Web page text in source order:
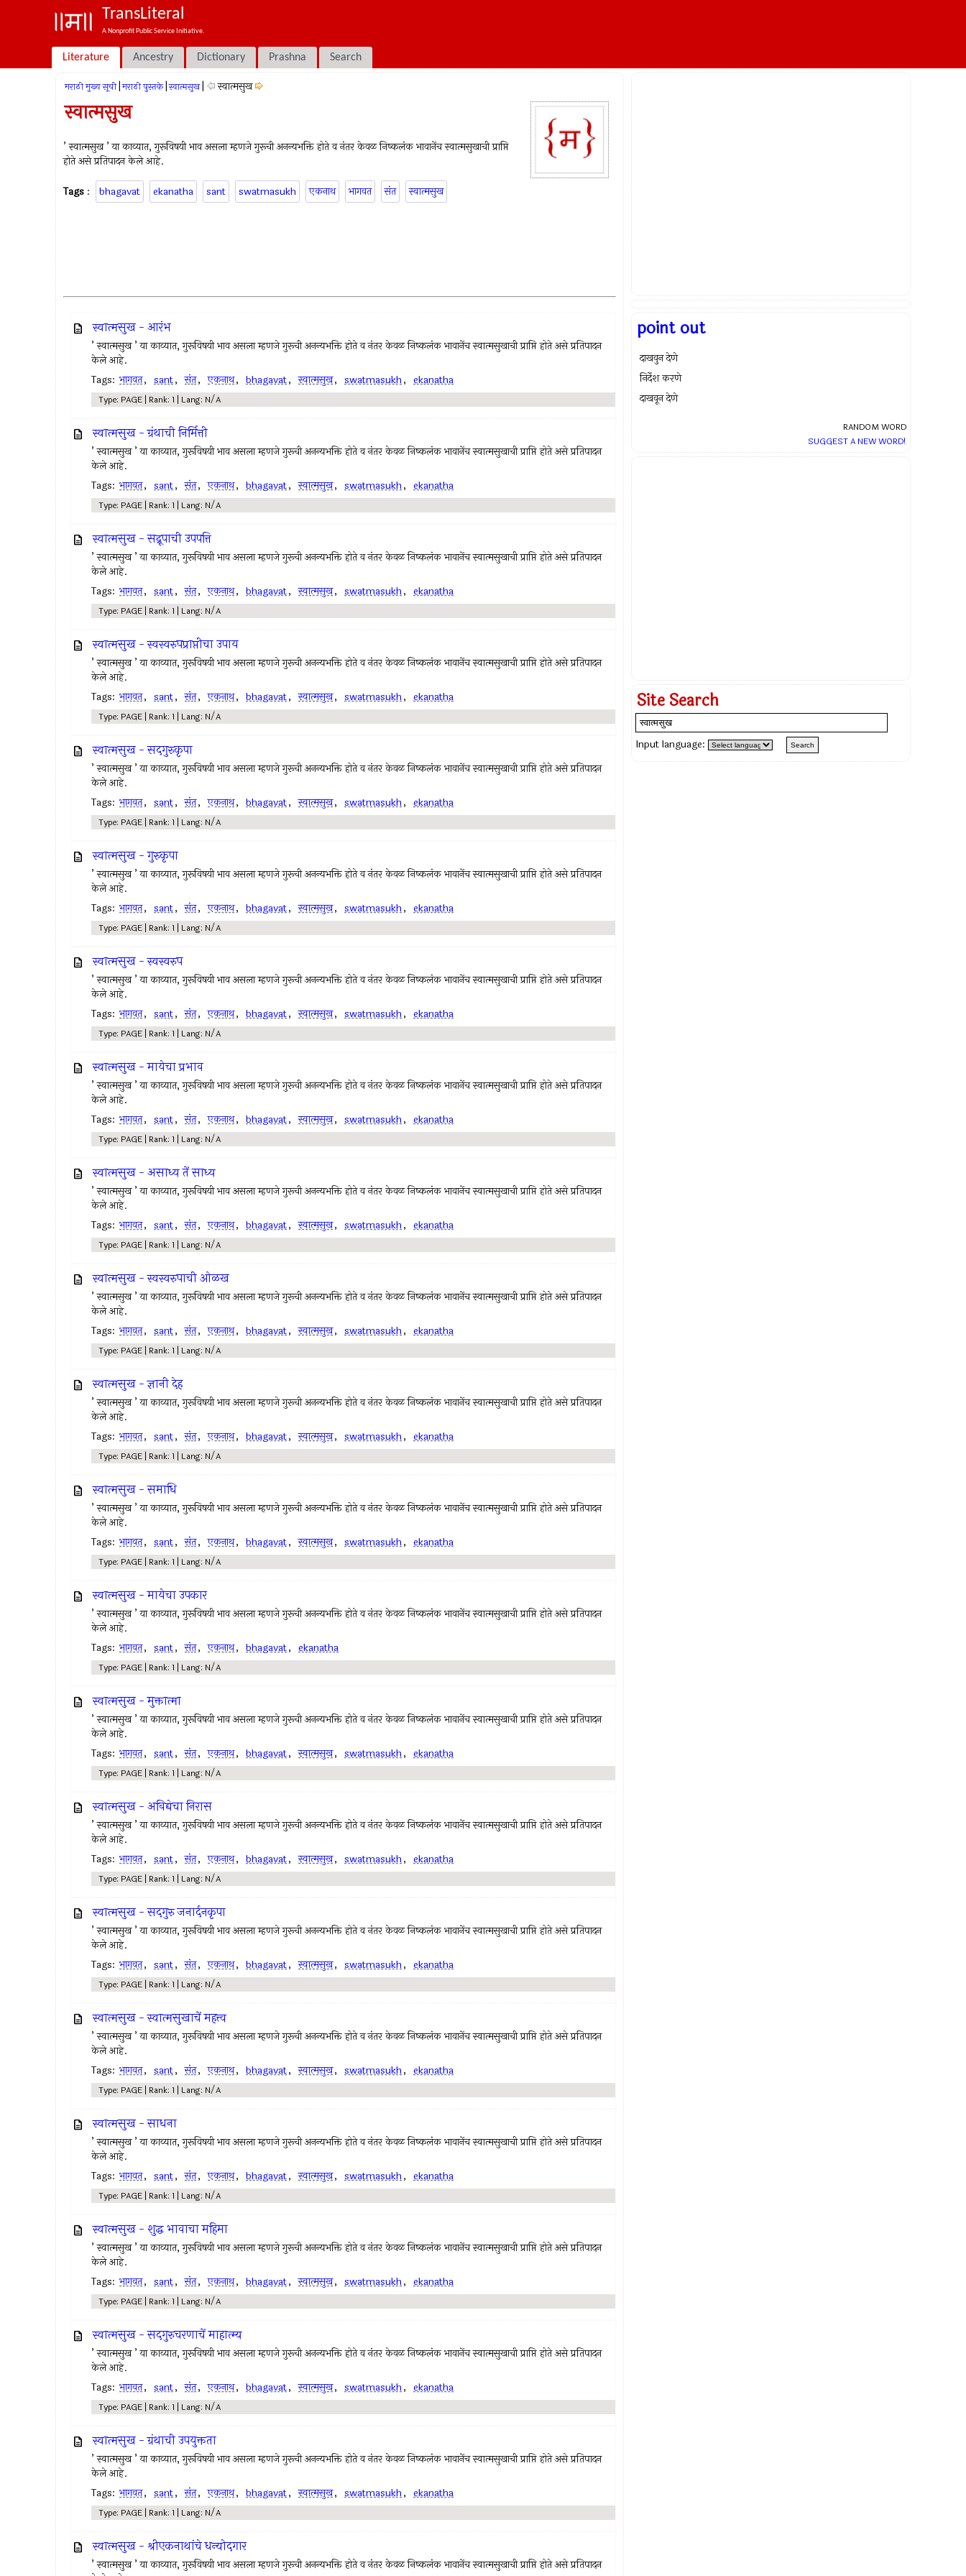
TransLiteral
A Nonprofit Public Service Initiative.
Literature Ancestry Dictionary Prashna Search
मराठी मुख्य सूची मराठी पुस्तके स्वात्मसुख स्वात्मसुख
स्वात्मसुख
’ स्वात्मसुख ’ या काव्यात, गुरूविषयी भाव असला म्हणजे गुरूची अनन्यभक्ति होते व नंतर केवळ निष्कलंक भावानेंच स्वात्मसुखाची प्राप्ति
होते असे प्रतिपादन केले आहे.
Tags : bhagavat ekanatha sant swatmasukh एकनाथ भागवत संत स्वात्मसुख
स्वात्मसुख - आरंभ
’ स्वात्मसुख ’ या काव्यात, गुरूविषयी भाव असला म्हणजे गुरूची अनन्यभक्ति होते व नंतर केवळ निष्कलंक भावानेंच स्वात्मसुखाची प्राप्ति होते असे प्रतिपादन
केले आहे.
Tags: भागवत, sant, संत, एकनाथ, bhagavat, स्वात्मसुख, swatmasukh, ekanatha
Type: PAGE | Rank: 1 | Lang: N/A
स्वात्मसुख - ग्रंथाची निर्मित्ती
’ स्वात्मसुख ’ या काव्यात, गुरूविषयी भाव असला म्हणजे गुरूची अनन्यभक्ति होते व नंतर केवळ निष्कलंक भावानेंच स्वात्मसुखाची प्राप्ति होते असे प्रतिपादन
केले आहे.
Tags: भागवत, sant, संत, एकनाथ, bhagavat, स्वात्मसुख, swatmasukh, ekanatha
Type: PAGE | Rank: 1 | Lang: N/A
स्वात्मसुख - सद्रूपाची उपपत्ति
’ स्वात्मसुख ’ या काव्यात, गुरूविषयी भाव असला म्हणजे गुरूची अनन्यभक्ति होते व नंतर केवळ निष्कलंक भावानेंच स्वात्मसुखाची प्राप्ति होते असे प्रतिपादन
केले आहे.
Tags: भागवत, sant, संत, एकनाथ, bhagavat, स्वात्मसुख, swatmasukh, ekanatha
Type: PAGE | Rank: 1 | Lang: N/A
स्वात्मसुख - स्वस्वरुपप्राप्तीचा उपाय
’ स्वात्मसुख ’ या काव्यात, गुरूविषयी भाव असला म्हणजे गुरूची अनन्यभक्ति होते व नंतर केवळ निष्कलंक भावानेंच स्वात्मसुखाची प्राप्ति होते असे प्रतिपादन
केले आहे.
Tags: भागवत, sant, संत, एकनाथ, bhagavat, स्वात्मसुख, swatmasukh, ekanatha
Type: PAGE | Rank: 1 | Lang: N/A
स्वात्मसुख - सदगुरुकृपा
’ स्वात्मसुख ’ या काव्यात, गुरूविषयी भाव असला म्हणजे गुरूची अनन्यभक्ति होते व नंतर केवळ निष्कलंक भावानेंच स्वात्मसुखाची प्राप्ति होते असे प्रतिपादन
केले आहे.
Tags: भागवत, sant, संत, एकनाथ, bhagavat, स्वात्मसुख, swatmasukh, ekanatha
Type: PAGE | Rank: 1 | Lang: N/A
स्वात्मसुख - गुरुकृपा
’ स्वात्मसुख ’ या काव्यात, गुरूविषयी भाव असला म्हणजे गुरूची अनन्यभक्ति होते व नंतर केवळ निष्कलंक भावानेंच स्वात्मसुखाची प्राप्ति होते असे प्रतिपादन
केले आहे.
Tags: भागवत, sant, संत, एकनाथ, bhagavat, स्वात्मसुख, swatmasukh, ekanatha
Type: PAGE | Rank: 1 | Lang: N/A
स्वात्मसुख - स्वस्वरुप
’ स्वात्मसुख ’ या काव्यात, गुरूविषयी भाव असला म्हणजे गुरूची अनन्यभक्ति होते व नंतर केवळ निष्कलंक भावानेंच स्वात्मसुखाची प्राप्ति होते असे प्रतिपादन
केले आहे.
Tags: भागवत, sant, संत, एकनाथ, bhagavat, स्वात्मसुख, swatmasukh, ekanatha
Type: PAGE | Rank: 1 | Lang: N/A
स्वात्मसुख - मायेचा प्रभाव
’ स्वात्मसुख ’ या काव्यात, गुरूविषयी भाव असला म्हणजे गुरूची अनन्यभक्ति होते व नंतर केवळ निष्कलंक भावानेंच स्वात्मसुखाची प्राप्ति होते असे प्रतिपादन
केले आहे.
Tags: भागवत, sant, संत, एकनाथ, bhagavat, स्वात्मसुख, swatmasukh, ekanatha
Type: PAGE | Rank: 1 | Lang: N/A
स्वात्मसुख - असाध्य तें साध्य
’ स्वात्मसुख ’ या काव्यात, गुरूविषयी भाव असला म्हणजे गुरूची अनन्यभक्ति होते व नंतर केवळ निष्कलंक भावानेंच स्वात्मसुखाची प्राप्ति होते असे प्रतिपादन
केले आहे.
Tags: भागवत, sant, संत, एकनाथ, bhagavat, स्वात्मसुख, swatmasukh, ekanatha
Type: PAGE | Rank: 1 | Lang: N/A
स्वात्मसुख - स्वस्वरुपाची ओळख
’ स्वात्मसुख ’ या काव्यात, गुरूविषयी भाव असला म्हणजे गुरूची अनन्यभक्ति होते व नंतर केवळ निष्कलंक भावानेंच स्वात्मसुखाची प्राप्ति होते असे प्रतिपादन
केले आहे.
Tags: भागवत, sant, संत, एकनाथ, bhagavat, स्वात्मसुख, swatmasukh, ekanatha
Type: PAGE | Rank: 1 | Lang: N/A
स्वात्मसुख - ज्ञानी देह
’ स्वात्मसुख ’ या काव्यात, गुरूविषयी भाव असला म्हणजे गुरूची अनन्यभक्ति होते व नंतर केवळ निष्कलंक भावानेंच स्वात्मसुखाची प्राप्ति होते असे प्रतिपादन
केले आहे.
Tags: भागवत, sant, संत, एकनाथ, bhagavat, स्वात्मसुख, swatmasukh, ekanatha
Type: PAGE | Rank: 1 | Lang: N/A
स्वात्मसुख - समाधि
’ स्वात्मसुख ’ या काव्यात, गुरूविषयी भाव असला म्हणजे गुरूची अनन्यभक्ति होते व नंतर केवळ निष्कलंक भावानेंच स्वात्मसुखाची प्राप्ति होते असे प्रतिपादन
केले आहे.
Tags: भागवत, sant, संत, एकनाथ, bhagavat, स्वात्मसुख, swatmasukh, ekanatha
Type: PAGE | Rank: 1 | Lang: N/A
स्वात्मसुख - मायेचा उपकार
’ स्वात्मसुख ’ या काव्यात, गुरूविषयी भाव असला म्हणजे गुरूची अनन्यभक्ति होते व नंतर केवळ निष्कलंक भावानेंच स्वात्मसुखाची प्राप्ति होते असे प्रतिपादन
केले आहे.
Tags: भागवत, sant, संत, एकनाथ, bhagavat, ekanatha
Type: PAGE | Rank: 1 | Lang: N/A
स्वात्मसुख - मुक्तात्मा
’ स्वात्मसुख ’ या काव्यात, गुरूविषयी भाव असला म्हणजे गुरूची अनन्यभक्ति होते व नंतर केवळ निष्कलंक भावानेंच स्वात्मसुखाची प्राप्ति होते असे प्रतिपादन
केले आहे.
Tags: भागवत, sant, संत, एकनाथ, bhagavat, स्वात्मसुख, swatmasukh, ekanatha
Type: PAGE | Rank: 1 | Lang: N/A
स्वात्मसुख - अविद्येचा निरास
’ स्वात्मसुख ’ या काव्यात, गुरूविषयी भाव असला म्हणजे गुरूची अनन्यभक्ति होते व नंतर केवळ निष्कलंक भावानेंच स्वात्मसुखाची प्राप्ति होते असे प्रतिपादन
केले आहे.
Tags: भागवत, sant, संत, एकनाथ, bhagavat, स्वात्मसुख, swatmasukh, ekanatha
Type: PAGE | Rank: 1 | Lang: N/A
स्वात्मसुख - सदगुरु जनार्दनकृपा
’ स्वात्मसुख ’ या काव्यात, गुरूविषयी भाव असला म्हणजे गुरूची अनन्यभक्ति होते व नंतर केवळ निष्कलंक भावानेंच स्वात्मसुखाची प्राप्ति होते असे प्रतिपादन
केले आहे.
Tags: भागवत, sant, संत, एकनाथ, bhagavat, स्वात्मसुख, swatmasukh, ekanatha
Type: PAGE | Rank: 1 | Lang: N/A
स्वात्मसुख - स्वात्मसुखाचें महत्त्व
’ स्वात्मसुख ’ या काव्यात, गुरूविषयी भाव असला म्हणजे गुरूची अनन्यभक्ति होते व नंतर केवळ निष्कलंक भावानेंच स्वात्मसुखाची प्राप्ति होते असे प्रतिपादन
केले आहे.
Tags: भागवत, sant, संत, एकनाथ, bhagavat, स्वात्मसुख, swatmasukh, ekanatha
Type: PAGE | Rank: 1 | Lang: N/A
स्वात्मसुख - साधना
’ स्वात्मसुख ’ या काव्यात, गुरूविषयी भाव असला म्हणजे गुरूची अनन्यभक्ति होते व नंतर केवळ निष्कलंक भावानेंच स्वात्मसुखाची प्राप्ति होते असे प्रतिपादन
केले आहे.
Tags: भागवत, sant, संत, एकनाथ, bhagavat, स्वात्मसुख, swatmasukh, ekanatha
Type: PAGE | Rank: 1 | Lang: N/A
स्वात्मसुख - शुद्ध भावाचा महिमा
’ स्वात्मसुख ’ या काव्यात, गुरूविषयी भाव असला म्हणजे गुरूची अनन्यभक्ति होते व नंतर केवळ निष्कलंक भावानेंच स्वात्मसुखाची प्राप्ति होते असे प्रतिपादन
केले आहे.
Tags: भागवत, sant, संत, एकनाथ, bhagavat, स्वात्मसुख, swatmasukh, ekanatha
Type: PAGE | Rank: 1 | Lang: N/A
स्वात्मसुख - सदगुरुचरणाचें माहात्म्य
’ स्वात्मसुख ’ या काव्यात, गुरूविषयी भाव असला म्हणजे गुरूची अनन्यभक्ति होते व नंतर केवळ निष्कलंक भावानेंच स्वात्मसुखाची प्राप्ति होते असे प्रतिपादन
केले आहे.
Tags: भागवत, sant, संत, एकनाथ, bhagavat, स्वात्मसुख, swatmasukh, ekanatha
Type: PAGE | Rank: 1 | Lang: N/A
स्वात्मसुख - ग्रंथाची उपयुक्तता
’ स्वात्मसुख ’ या काव्यात, गुरूविषयी भाव असला म्हणजे गुरूची अनन्यभक्ति होते व नंतर केवळ निष्कलंक भावानेंच स्वात्मसुखाची प्राप्ति होते असे प्रतिपादन
केले आहे.
Tags: भागवत, sant, संत, एकनाथ, bhagavat, स्वात्मसुख, swatmasukh, ekanatha
Type: PAGE | Rank: 1 | Lang: N/A
स्वात्मसुख - श्रीएकनाथांचे धन्योदगार
’ स्वात्मसुख ’ या काव्यात, गुरूविषयी भाव असला म्हणजे गुरूची अनन्यभक्ति होते व नंतर केवळ निष्कलंक भावानेंच स्वात्मसुखाची प्राप्ति होते असे प्रतिपादन
point out
दाखवुन देणे
निर्देश करणे
दाखवून देणे
RANDOM WORD
SUGGEST A NEW WORD!
Site Search
Input language: